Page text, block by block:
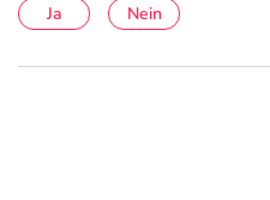
Ja
Nein